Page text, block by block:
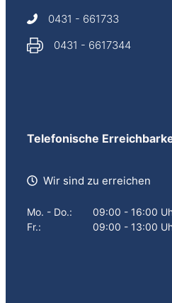
0431 - 661733
0431 - 6617344
Telefonische
Wir sind zu erreichen
Mo. - Do.:
Fr.:
09:00 - 16:00
09:00 - 13:00